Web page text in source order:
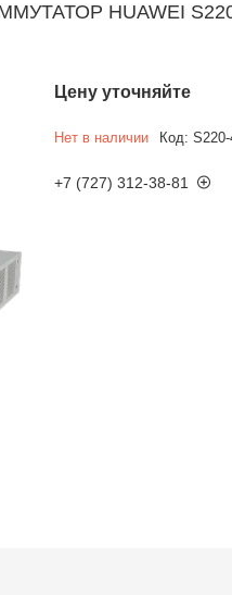
HUAWEI
Цену уточняйте
Нет в наличии Код:
+7 (727) 312-38-81